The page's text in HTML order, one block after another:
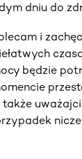
dniu do
i
będzie
także